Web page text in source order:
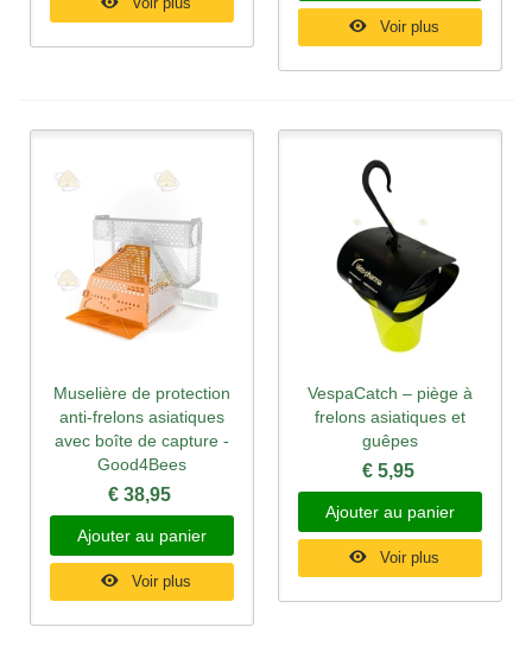
Voir plus
Muselière de protection
anti-frelons asiatiques
avec boîte de capture -
Good4Bees
€ 38,95
Ajouter au panier
Voir plus
VespaCatch – piège à
frelons asiatiques et
guêpes
€ 5,95
Ajouter au panier
Voir plus